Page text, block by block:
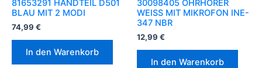
81653291 HANDTEIL D501
BLAU MIT 2 MODI
74,99 €
In den Warenkorb
30098405 OHRHÖRER
WEISS MIT MIKROFON INE-
347 NBR
12,99 €
In den Warenkorb